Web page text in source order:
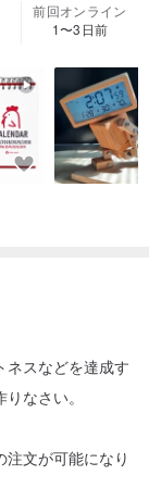
前回オンライン
1〜3日前
ネスなどを達成す
なさい。
文が可能になり